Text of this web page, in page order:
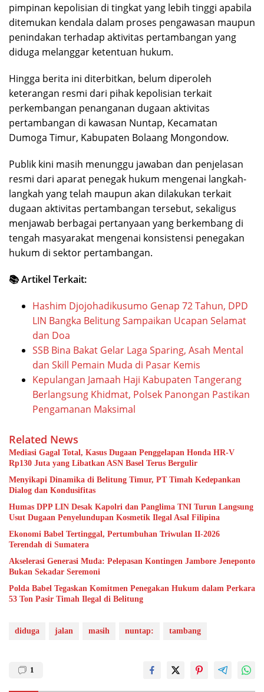
pimpinan kepolisian di tingkat yang lebih tinggi apabila
ditemukan kendala dalam proses pengawasan maupun
penindakan terhadap aktivitas pertambangan yang
diduga melanggar ketentuan hukum.
Hingga berita ini diterbitkan, belum diperoleh
keterangan resmi dari pihak kepolisian terkait
perkembangan penanganan dugaan aktivitas
pertambangan di kawasan Nuntap, Kecamatan
Dumoga Timur, Kabupaten Bolaang Mongondow.
Publik kini masih menunggu jawaban dan penjelasan
resmi dari aparat penegak hukum mengenai langkah-
langkah yang telah maupun akan dilakukan terkait
dugaan aktivitas pertambangan tersebut, sekaligus
menjawab berbagai pertanyaan yang berkembang di
tengah masyarakat mengenai konsistensi penegakan
hukum di sektor pertambangan.
📚 Artikel Terkait:
Hashim Djojohadikusumo Genap 72 Tahun, DPD
LIN Bangka Belitung Sampaikan Ucapan Selamat
dan Doa
SSB Bina Bakat Gelar Laga Sparing, Asah Mental
dan Skill Pemain Muda di Pasar Kemis
Kepulangan Jamaah Haji Kabupaten Tangerang
Berlangsung Khidmat, Polsek Panongan Pastikan
Pengamanan Maksimal
Related News
Mediasi Gagal Total, Kasus Dugaan Penggelapan Honda HR-V
Rp130 Juta yang Libatkan ASN Basel Terus Bergulir
Menyikapi Dinamika di Belitung Timur, PT Timah Kedepankan
Dialog dan Kondusifitas
Humas DPP LIN Desak Kapolri dan Panglima TNI Turun Langsung
Usut Dugaan Penyelundupan Kosmetik Ilegal Asal Filipina
Ekonomi Babel Tertinggal, Pertumbuhan Triwulan II-2026
Terendah di Sumatera
Akselerasi Generasi Muda: Pelepasan Kontingen Jambore Jeneponto
Bukan Sekadar Seremoni
Polda Babel Tegaskan Komitmen Penegakan Hukum dalam Perkara
53 Ton Pasir Timah Ilegal di Belitung
diduga jalan masih nuntap: tambang
1